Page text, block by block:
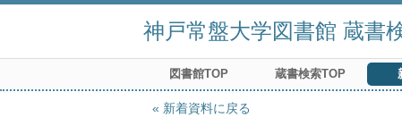
神戸常盤大学図書館 蔵書
図書館TOP 蔵書検索TOP
新着資料に戻る